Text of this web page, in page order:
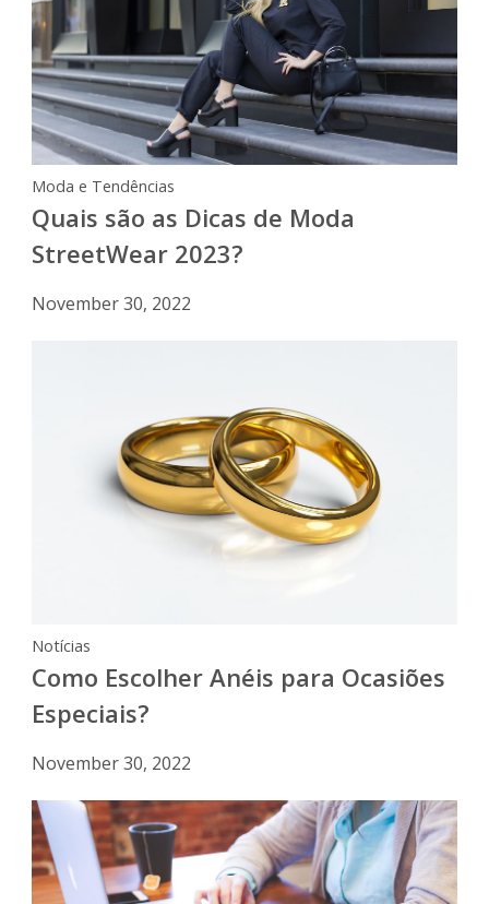
Moda e Tendências
Quais são as Dicas de Moda
StreetWear 2023?
November 30, 2022
Notícias
Como Escolher Anéis para Ocasiões
Especiais?
November 30, 2022